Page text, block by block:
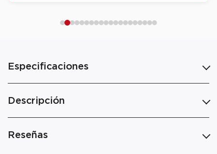
Especificaciones
Descripción
Reseñas